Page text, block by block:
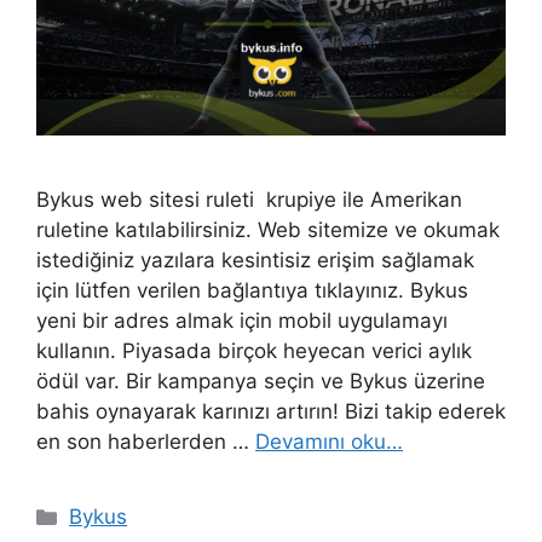
Bykus web sitesi ruleti krupiye ile Amerikan
ruletine katılabilirsiniz. Web sitemize ve okumak
istediğiniz yazılara kesintisiz erişim sağlamak
için lütfen verilen bağlantıya tıklayınız. Bykus
yeni bir adres almak için mobil uygulamayı
kullanın. Piyasada birçok heyecan verici aylık
ödül var. Bir kampanya seçin ve Bykus üzerine
bahis oynayarak karınızı artırın! Bizi takip ederek
en son haberlerden … Devamını oku…
Kategoriler
Bykus